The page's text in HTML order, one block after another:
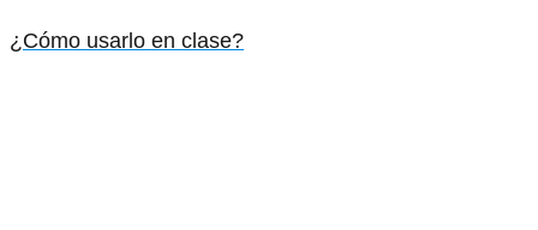
¿Cómo usarlo en clase?